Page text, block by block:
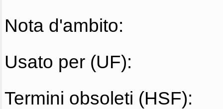
Nota d'ambito:
Usato per (UF):
Termini obsoleti (HSF):